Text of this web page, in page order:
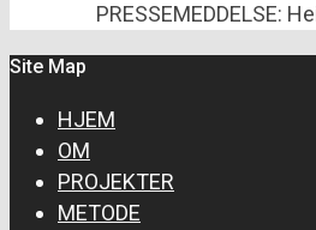
PRESSEMEDDELSE:
Site Map
HJEM
OM
PROJEKTER
METODE